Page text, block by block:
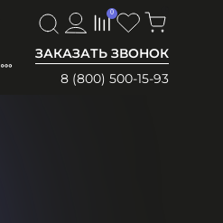
ЗАКАЗАТЬ ЗВОНОК
8 (800) 500-15-93
0